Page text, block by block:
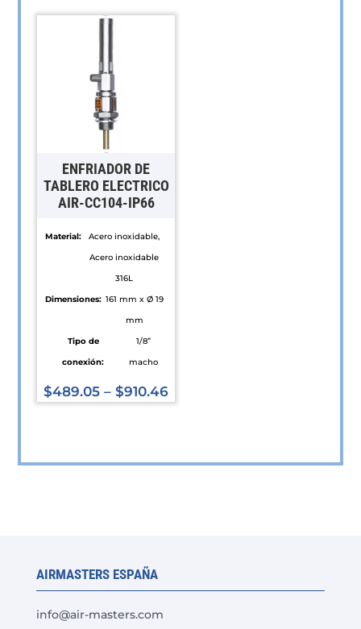
producto
variantes.
Las
opciones
elegir
en
página
de
producto
ENFRIADOR DE
TABLERO ELECTRICO
AIR-CC104-IP66
Material:
Acero inoxidable,
Acero inoxidable
316L
Dimensiones: 161 mm x Ø 19
mm
Tipo de
conexión:
1/8”
macho
$489.05 –$910.46
pueden
en
AIRMASTERS ESPAÑA
info@air-masters.com